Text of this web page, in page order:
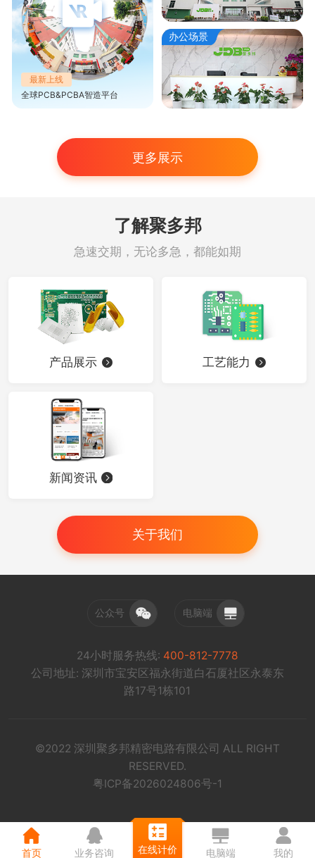
最新上线
全球PCB&PCBA智造平台
办公场景
更多展示
了解聚多邦
急速交期，无论多急，都能如期
产品展示 工艺能力
新闻资讯
关于我们
公众号 电脑端
24小时服务热线: 400-812-7778
公司地址: 深圳市宝安区福永街道白石厦社区永泰东
路17号1栋101
©2022 深圳聚多邦精密电路有限公司 ALL RIGHT
RESERVED.
粤ICP备2026024806号-1
首页 业务咨询 在线计价 电脑端 我的